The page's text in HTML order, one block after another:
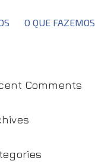
O QUE FAZEMOS
Comments